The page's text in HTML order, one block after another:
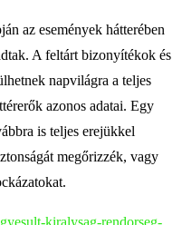
az események hátterében
A feltárt bizonyítékok és
napvilágra a teljes
azonos adatai. Egy
is teljes erejükkel
megőrizzék, vagy